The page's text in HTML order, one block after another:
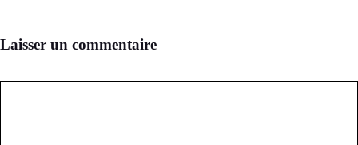
Laisser un commentaire